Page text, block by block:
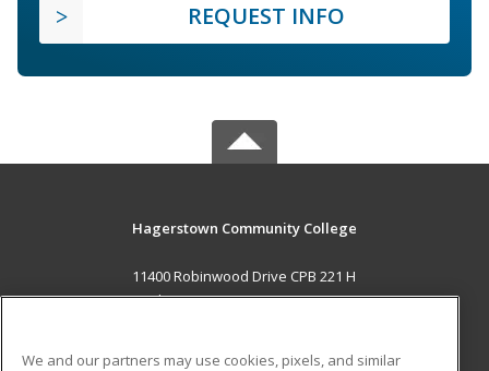
REQUEST INFO
Hagerstown Community College
11400 Robinwood Drive CPB 221 H
hagerstown, MD 21742 US
We and our partners may use cookies, pixels, and similar